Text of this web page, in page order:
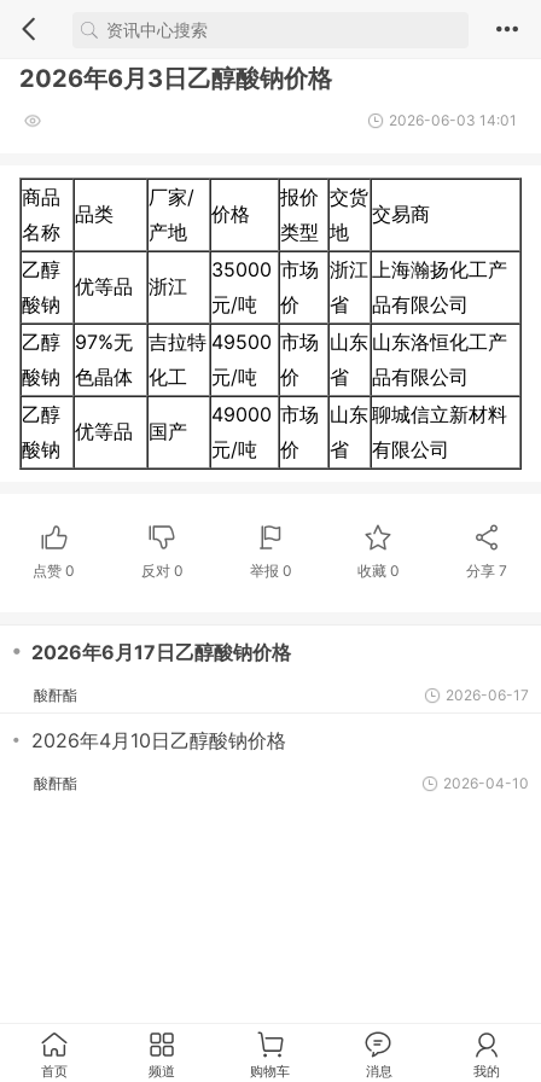
2026年6月3日乙醇酸钠价格
2026-06-03 14:01
商品
名称
品类
厂家/
产地
价格
报价
类型
交货
地
交易商
乙醇
酸钠
优等品 浙江
35000
元/吨
市场
价
浙江
省
上海瀚扬化工产
品有限公司
乙醇
酸钠
97%无
色晶体
吉拉特
化工
49500
元/吨
市场
价
山东
省
山东洛恒化工产
品有限公司
乙醇
酸钠
优等品 国产
49000
元/吨
市场
价
山东
省
聊城信立新材料
有限公司
点赞0 反对 0 举报 0 收藏 0 分享7
・ 2026年6月17日乙醇酸钠价格
酸酐酯 2026-06-17
・ 2026年4月10日乙醇酸钠价格
酸酐酯 2026-04-10
首页 频道 购物车 消息 我的